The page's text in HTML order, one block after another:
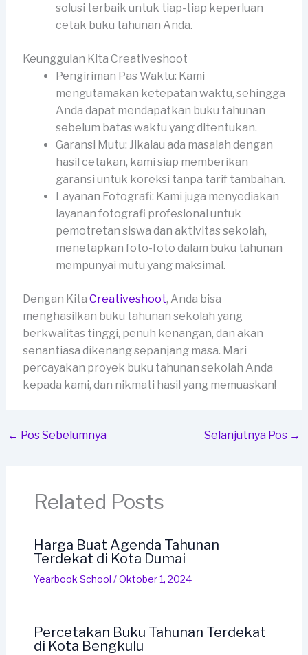
solusi terbaik untuk tiap-tiap keperluan
cetak buku tahunan Anda.
Keunggulan Kita Creativeshoot
Pengiriman Pas Waktu: Kami
mengutamakan ketepatan waktu, sehingga
Anda dapat mendapatkan buku tahunan
sebelum batas waktu yang ditentukan.
Garansi Mutu: Jikalau ada masalah dengan
hasil cetakan, kami siap memberikan
garansi untuk koreksi tanpa tarif tambahan.
Layanan Fotografi: Kami juga menyediakan
layanan fotografi profesional untuk
pemotretan siswa dan aktivitas sekolah,
menetapkan foto-foto dalam buku tahunan
mempunyai mutu yang maksimal.
Dengan Kita Creativeshoot, Anda bisa
menghasilkan buku tahunan sekolah yang
berkwalitas tinggi, penuh kenangan, dan akan
senantiasa dikenang sepanjang masa. Mari
percayakan proyek buku tahunan sekolah Anda
kepada kami, dan nikmati hasil yang memuaskan!
← Pos Sebelumnya Selanjutnya Pos →
Related Posts
Harga Buat Agenda Tahunan
Terdekat di Kota Dumai
Yearbook School /Oktober 1, 2024
Percetakan Buku Tahunan Terdekat
di Kota Bengkulu